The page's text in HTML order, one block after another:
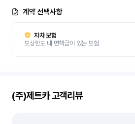
계약 선택사항
자차 보험
보상한도 내 면책금이 있는 보험
(주)제트카고객리뷰